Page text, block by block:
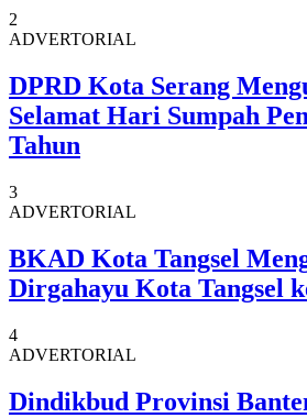
2
ADVERTORIAL
DPRD Kota Serang
Selamat Hari Sumpah
Tahun
3
ADVERTORIAL
BKAD Kota Tangsel
Dirgahayu Kota Tangsel
4
ADVERTORIAL
Dindikbud Provinsi